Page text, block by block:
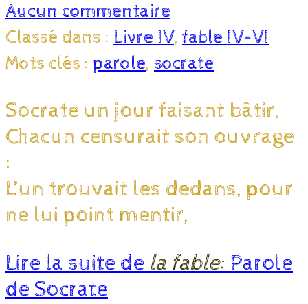
Aucun commentaire
Classé dans : Livre IV, fable IV-VI
Mots clés : parole, socrate
Socrate un jour faisant bâtir,
Chacun censurait son ouvrage
:
L’un trouvait les dedans, pour
ne lui point mentir,
Lire la suite de la fable: Parole
de Socrate